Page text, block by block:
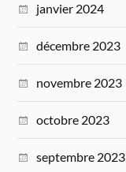
janvier 2024
décembre 2023
novembre 2023
octobre 2023
septembre 2023